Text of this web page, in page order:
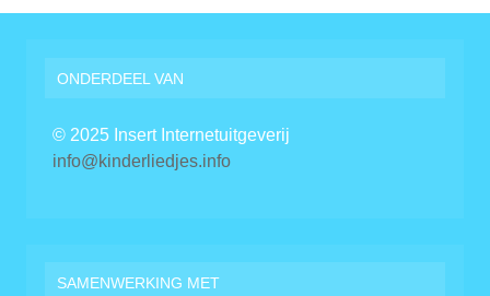
ONDERDEEL VAN
© 2025 Insert Internetuitgeverij
info@kinderliedjes.info
SAMENWERKING MET